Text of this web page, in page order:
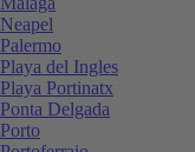
Neapel
Palermo
Playa del Ingles
Playa Portinatx
Ponta Delgada
Porto